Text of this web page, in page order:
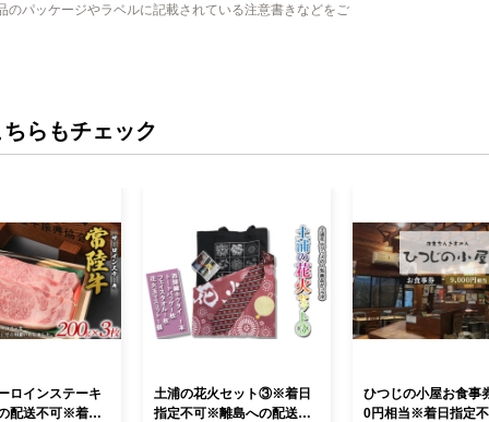
パッケージやラベルに記載されている注意書きなどをご
らもチェック
ロインステーキ
配送不可※着日
土浦の花火セット③※着日
指定不可※離島への配送不
ひつじの小屋お食事
0円相当※着日指定